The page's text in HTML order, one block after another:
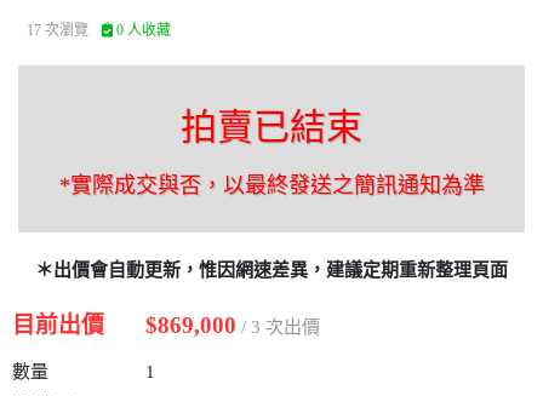
17 次瀏覽 0 人收藏
拍賣已結束
*實際成交與否，以最終發送之簡訊通知為準
＊出價會自動更新，惟因網速差異，建議定期重新整理頁面
目前出價 $869,000 / 3 次出價
數量
1